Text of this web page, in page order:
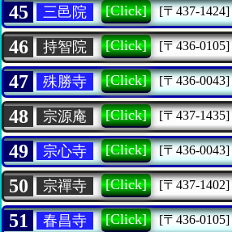
45 三邑院 [Click] [〒437-1424]
46 持智院 [Click] [〒436-0105]
47 殊勝寺 [Click] [〒436-0043]
48 宗源庵 [Click] [〒437-1435]
49 宗心寺 [Click] [〒436-0043]
50 宗禪寺 [Click] [〒437-1402]
51 春昌寺 [Click] [〒436-0105]